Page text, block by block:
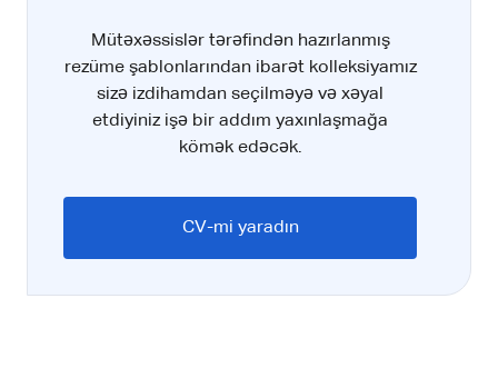
Mütəxəssislər tərəfindən hazırlanmış
rezüme şablonlarından ibarət kolleksiyamız
sizə izdihamdan seçilməyə və xəyal
etdiyiniz işə bir addım yaxınlaşmağa
kömək edəcək.
CV-mi yaradın